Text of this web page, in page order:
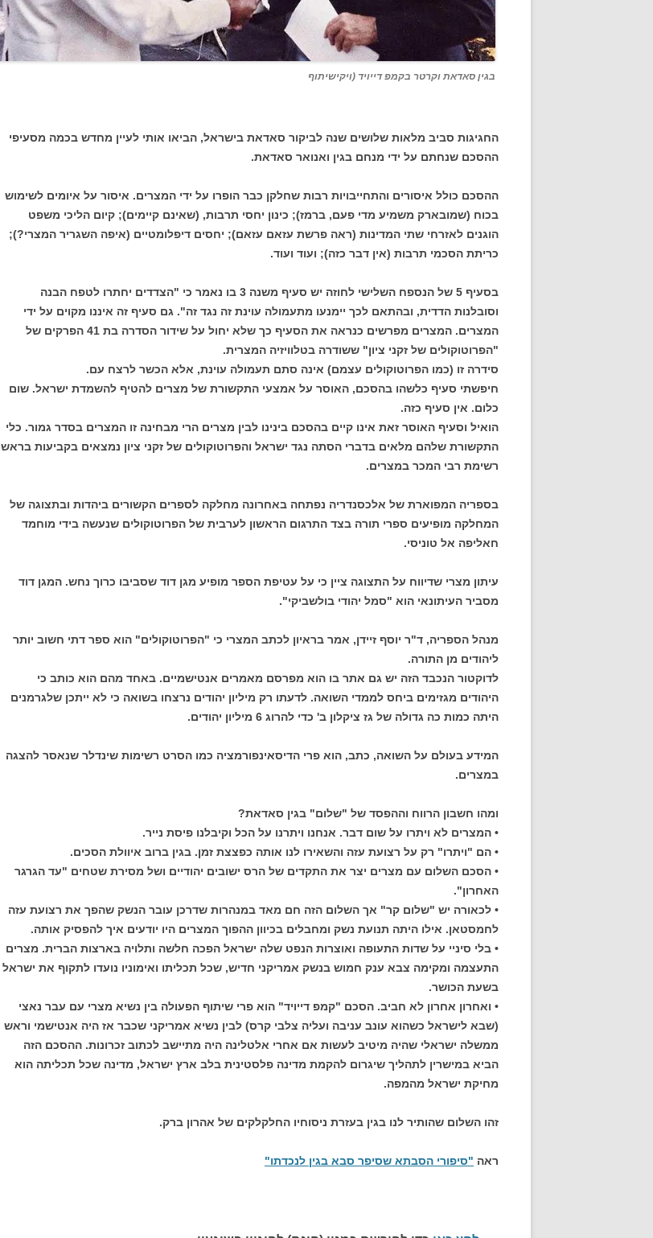
בגין סאדאת וקרטר בקמפ דייויד (ויקישיתוף
החגיגות סביב מלאות שלושים שנה לביקור סאדאת בישראל, הביאו אותי לעיין מחדש בכמה מסעיפי
ההסכם שנחתם על ידי מנחם בגין ואנואר סאדאת.
ההסכם כולל איסורים והתחייבויות רבות שחלקן כבר הופרו על ידי המצרים. איסור על איומים לשימוש
בכוח (שמובארק משמיע מדי פעם, ברמז); כינון יחסי תרבות, (שאינם קיימים); קיום הליכי משפט
הוגנים לאזרחי שתי המדינות (ראה פרשת עזאם עזאם); יחסים דיפלומטיים (איפה השגריר המצרי?);
כריתת הסכמי תרבות (אין דבר כזה); ועוד ועוד.
בסעיף 5 של הנספח השלישי לחוזה יש סעיף משנה 3 בו נאמר כי "הצדדים יחתרו לטפח הבנה
וסובלנות הדדית, ובהתאם לכך יימנעו מתעמולה עוינת זה נגד זה". גם סעיף זה איננו מקוים על ידי
המצרים. המצרים מפרשים כנראה את הסעיף כך שלא יחול על שידור הסדרה בת 41 הפרקים של
"הפרוטוקולים של זקני ציון" ששודרה בטלוויזיה המצרית.
סידרה זו (כמו הפרוטוקולים עצמם) אינה סתם תעמולה עוינת, אלא הכשר לרצח עם.
חיפשתי סעיף כלשהו בהסכם, האוסר על אמצעי התקשורת של מצרים להטיף להשמדת ישראל. שום
כלום. אין סעיף כזה.
הואיל וסעיף האוסר זאת אינו קיים בהסכם בינינו לבין מצרים הרי מבחינה זו המצרים בסדר גמור. כלי
התקשורת שלהם מלאים בדברי הסתה נגד ישראל והפרוטוקולים של זקני ציון נמצאים בקביעות בראש
רשימת רבי המכר במצרים.
בספריה המפוארת של אלכסנדריה נפתחה באחרונה מחלקה לספרים הקשורים ביהדות ובתצוגה של
המחלקה מופיעים ספרי תורה בצד התרגום הראשון לערבית של הפרוטוקולים שנעשה בידי מוחמד
חאליפה אל טוניסי.
עיתון מצרי שדיווח על התצוגה ציין כי על עטיפת הספר מופיע מגן דוד שסביבו כרוך נחש. המגן דוד
מסביר העיתונאי הוא "סמל יהודי בולשביקי".
מנהל הספריה, ד"ר יוסף זיידן, אמר בראיון לכתב המצרי כי "הפרוטוקולים" הוא ספר דתי חשוב יותר
ליהודים מן התורה.
לדוקטור הנכבד הזה יש גם אתר בו הוא מפרסם מאמרים אנטישמיים. באחד מהם הוא כותב כי
היהודים מגזימים ביחס לממדי השואה. לדעתו רק מיליון יהודים נרצחו בשואה כי לא ייתכן שלגרמנים
היתה כמות כה גדולה של גז ציקלון ב' כדי להרוג 6 מיליון יהודים.
המידע בעולם על השואה, כתב, הוא פרי הדיסאינפורמציה כמו הסרט רשימות שינדלר שנאסר להצגה
במצרים.
ומהו חשבון הרווח וההפסד של "שלום" בגין סאדאת?
• המצרים לא ויתרו על שום דבר. אנחנו ויתרנו על הכל וקיבלנו פיסת נייר.
• הם "ויתרו" רק על רצועת עזה והשאירו לנו אותה כפצצת זמן. בגין ברוב איוולת הסכים.
• הסכם השלום עם מצרים יצר את התקדים של הרס ישובים יהודיים ושל מסירת שטחים "עד הגרגר
האחרון".
• לכאורה יש "שלום קר" אך השלום הזה חם מאד במנהרות שדרכן עובר הנשק שהפך את רצועת עזה
לחמסטאן. אילו היתה תנועת נשק ומחבלים בכיוון ההפוך המצרים היו יודעים איך להפסיק אותה.
• בלי סיניי על שדות התעופה ואוצרות הנפט שלה ישראל הפכה חלשה ותלויה בארצות הברית. מצרים
התעצמה ומקימה צבא ענק חמוש בנשק אמריקני חדיש, שכל תכליתו ואימוניו נועדו לתקוף את ישראל
בשעת הכושר.
• ואחרון אחרון לא חביב. הסכם "קמפ דייויד" הוא פרי שיתוף הפעולה בין נשיא מצרי עם עבר נאצי
(שבא לישראל כשהוא עונב עניבה ועליה צלבי קרס) לבין נשיא אמריקני שכבר אז היה אנטישמי וראש
ממשלה ישראלי שהיה מיטיב לעשות אם אחרי אלטלינה היה מתיישב לכתוב זכרונות. ההסכם הזה
הביא במישרין לתהליך שיגרום להקמת מדינה פלסטינית בלב ארץ ישראל, מדינה שכל תכליתה הוא
מחיקת ישראל מהמפה.
זהו השלום שהותיר לנו בגין בעזרת ניסוחיו החלקלקים של אהרון ברק.
ראה "סיפורי הסבתא שסיפר סבא בגין לנכדתו"